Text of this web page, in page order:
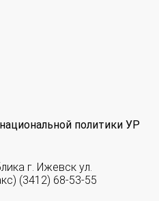
политики УР
г. Ижевск ул.
(3412) 68-53-55